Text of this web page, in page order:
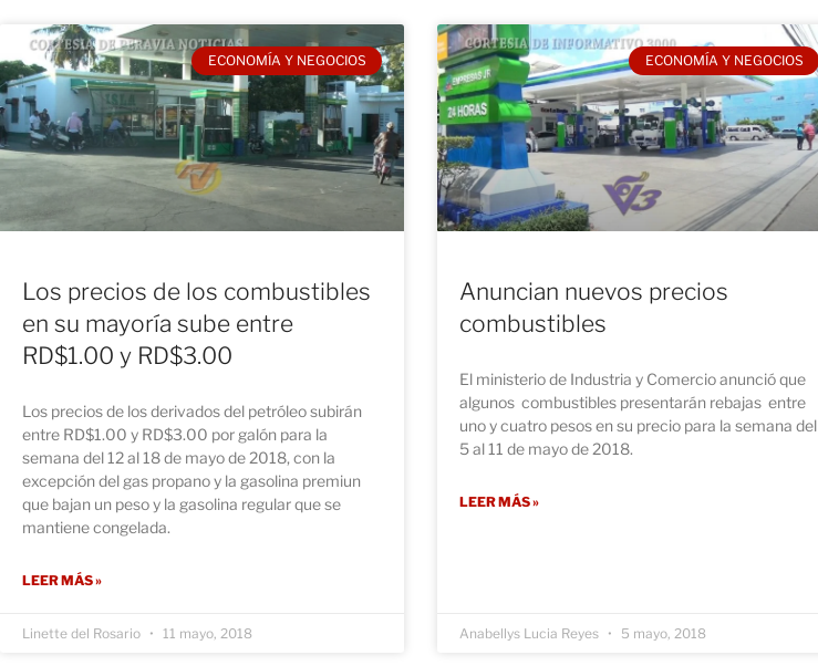
ECONOMÍA Y NEGOCIOS
Los precios de los combustibles
en su mayoría sube entre
RD$1.00 y RD$3.00
Los precios de los derivados del petróleo subirán
entre RD$1.00 y RD$3.00 por galón para la
semana del 12 al 18 de mayo de 2018, con la
excepción del gas propano y la gasolina premiun
que bajan un peso y la gasolina regular que se
mantiene congelada.
LEER MÁS »
Linette del Rosario 11 mayo, 2018
ECONOMÍA Y NEGOCIOS
Anuncian nuevos precios
combustibles
El ministerio de Industria y Comercio anunció que
algunos combustibles presentarán rebajas entre
uno y cuatro pesos en su precio para la semana del
5 al 11 de mayo de 2018.
LEER MÁS »
Anabellys Lucia Reyes 5 mayo, 2018